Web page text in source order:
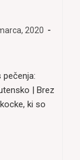
2020
pečenja:
| Brez
ki so